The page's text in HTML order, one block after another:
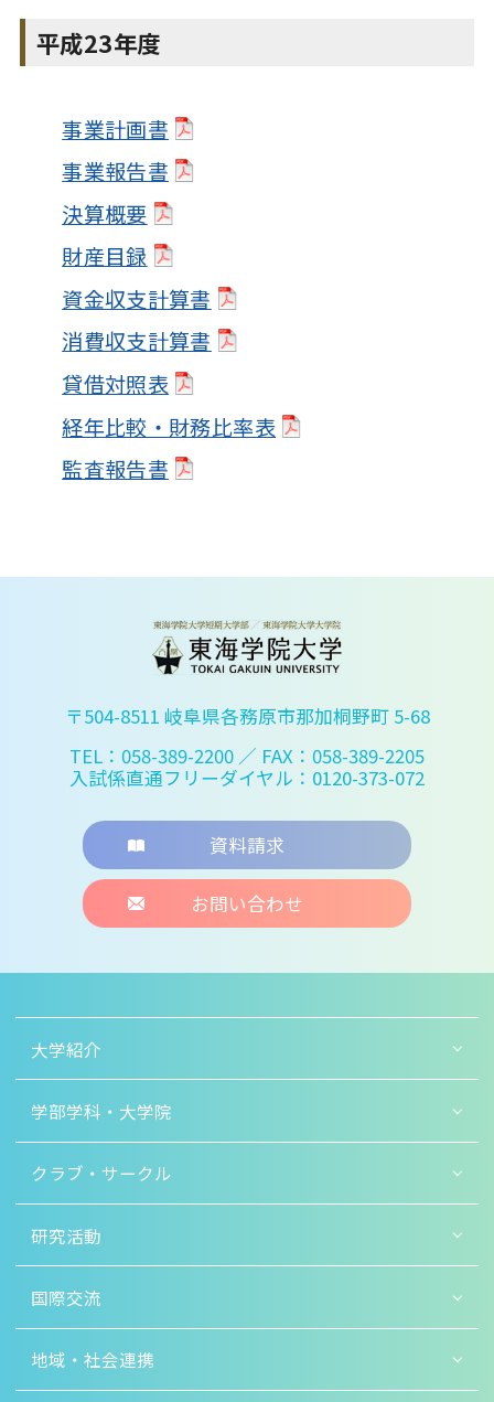
平成23年度
事業計画書
事業報告書
決算概要
財産目録
資金収支計算書
消費収支計算書
貸借対照表
経年比較・財務比率表
監査報告書
〒504-8511 岐阜県各務原市那加桐野町 5-68
TEL：058-389-2200 ／ FAX：058-389-2205
入試係直通フリーダイヤル：0120-373-072
資料請求
お問い合わせ
大学紹介
学部学科・大学院
クラブ・サークル
研究活動
国際交流
地域・社会連携